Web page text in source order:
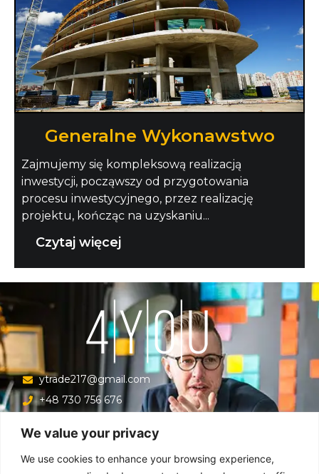
We value your privacy
We use cookies to enhance your browsing experience,
Generalne Wykonawstwo
Zajmujemy się kompleksową realizacją
inwestycji, począwszy od przygotowania
procesu inwestycyjnego, przez realizację
projektu, kończąc na uzyskaniu...
Czytaj więcej
ytrade217@gmail.com
+48 730 756 676
Menu